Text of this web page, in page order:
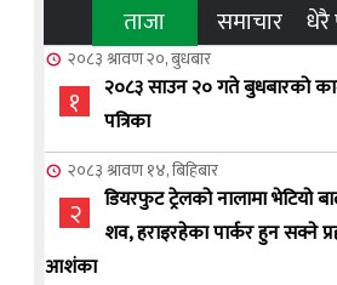
ताजा समाचार धेरै
२०८३ श्रावण २०, बुधबार
१
२०८३ साउन २० गते बुधबारको
पत्रिका
२०८३ श्रावण १४, बिहिबार
२
डियरफुट ट्रेलको नालामा भेटियो
शव, हराइरहेका पार्कर हुन सक्ने
आशंका